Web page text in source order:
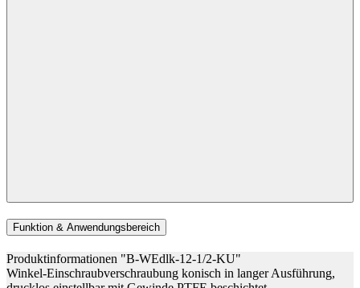
Funktion & Anwendungsbereich
Produktinformationen "B-WEdlk-12-1/2-KU"
Winkel-Einschraubverschraubung konisch in langer Ausführung,